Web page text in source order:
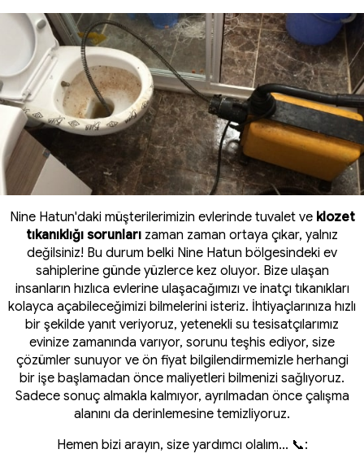
Nine Hatun'daki müşterilerimizin evlerinde tuvalet ve klozet
tıkanıklığı sorunları zaman zaman ortaya çıkar, yalnız
değilsiniz! Bu durum belki Nine Hatun bölgesindeki ev
sahiplerine günde yüzlerce kez oluyor. Bize ulaşan
insanların hızlıca evlerine ulaşacağımızı ve inatçı tıkanıkları
kolayca açabileceğimizi bilmelerini isteriz. İhtiyaçlarınıza hızlı
bir şekilde yanıt veriyoruz, yetenekli su tesisatçılarımız
evinize zamanında varıyor, sorunu teşhis ediyor, size
çözümler sunuyor ve ön fiyat bilgilendirmemizle herhangi
bir işe başlamadan önce maliyetleri bilmenizi sağlıyoruz.
Sadece sonuç almakla kalmıyor, ayrılmadan önce çalışma
alanını da derinlemesine temizliyoruz.
Hemen bizi arayın, size yardımcı olalım... 📞: